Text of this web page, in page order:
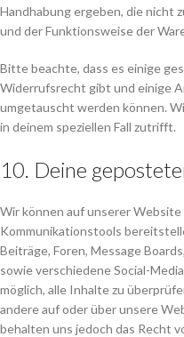
Handhabung ergeben, die nicht
und der Funktionsweise der
Bitte beachte, dass es einige
Widerrufsrecht gibt und einige
umgetauscht werden können.
in deinem speziellen Fall zutrifft.
10. Deine
Wir können auf unserer
Kommunikationstools
Beiträge, Foren, Message
sowie verschiedene Social-
möglich, alle Inhalte zu
andere auf oder über unsere
behalten uns jedoch das Recht